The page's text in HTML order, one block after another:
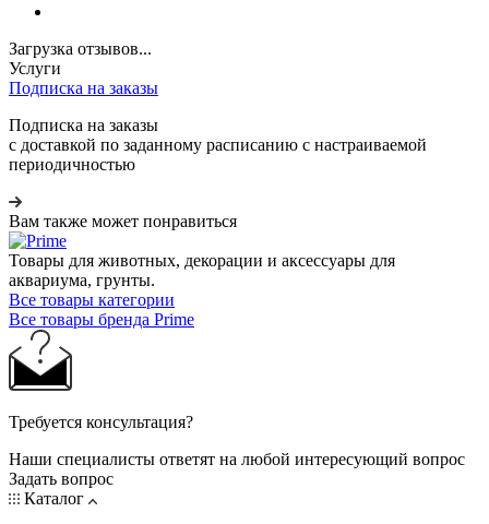
Загрузка отзывов...
Услуги
Подписка на заказы
Подписка на заказы
с доставкой по заданному расписанию с настраиваемой
периодичностью
Вам также может понравиться
Товары для животных, декорации и аксессуары для
аквариума, грунты.
Все товары категории
Все товары бренда Prime
Требуется консультация?
Наши специалисты ответят на любой интересующий вопрос
Задать вопрос
Каталог